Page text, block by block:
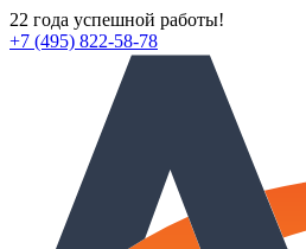
22 года успешной работы!
+7 (495) 822-58-78